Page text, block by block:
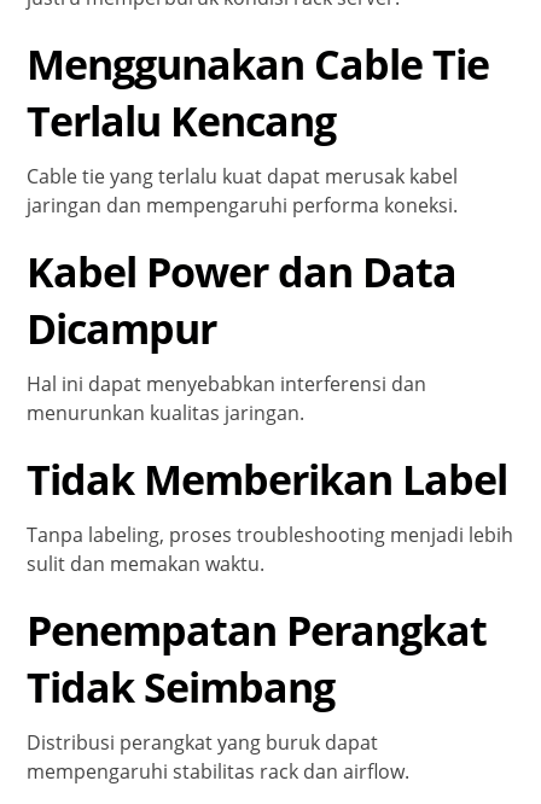
Menggunakan Cable Tie
Terlalu Kencang
Cable tie yang terlalu kuat dapat merusak kabel
jaringan dan mempengaruhi performa koneksi.
Kabel Power dan Data
Dicampur
Hal ini dapat menyebabkan interferensi dan
menurunkan kualitas jaringan.
Tidak Memberikan Label
Tanpa labeling, proses troubleshooting menjadi lebih
sulit dan memakan waktu.
Penempatan Perangkat
Tidak Seimbang
Distribusi perangkat yang buruk dapat
mempengaruhi stabilitas rack dan airflow.